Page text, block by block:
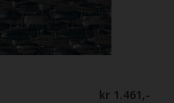
kr 1.461,-